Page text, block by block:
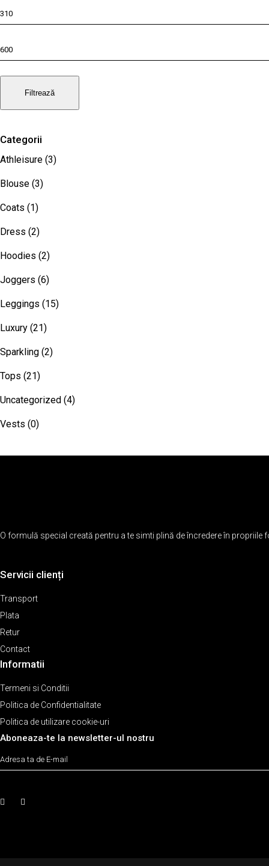
Preț
minim
Preț
maxim
Filtrează
Categorii
Athleisure (3)
Blouse (3)
Coats (1)
Dress (2)
Hoodies (2)
Joggers (6)
Leggings (15)
Luxury (21)
Sparkling (2)
Tops (21)
Uncategorized (4)
Vests (0)
O formulă special creată pentru a te simti plină de încredere în propriile
Servicii clienți
Transport
Plata
Retur
Contact
Informatii
Termeni si Conditii
Politica de Confidentialitate
Politica de utilizare cookie-uri
Aboneaza-te la newsletter-ul nostru